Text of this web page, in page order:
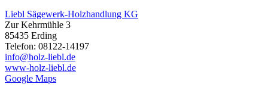
Liebl Sägewerk-Holzhandlung KG
Zur Kehrmühle 3
85435 Erding
Telefon: 08122-14197
info@holz-liebl.de
www-holz-liebl.de
Google Maps